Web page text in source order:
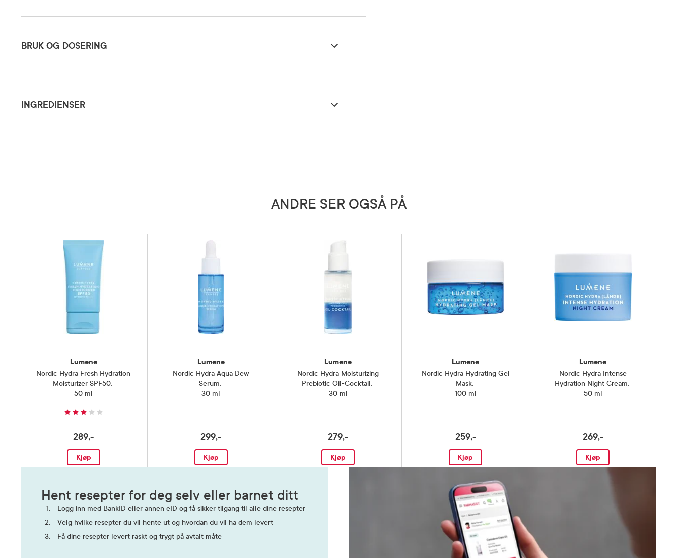
BRUK OG DOSERING
INGREDIENSER
ANDRE SER OGSÅ PÅ
Lumene
Nordic Hydra Fresh Hydration
Moisturizer SPF50,
50 ml
289,-
Kjøp
Lumene
Nordic Hydra Aqua Dew
Serum,
30 ml
299,-
Kjøp
Lumene
Nordic Hydra Moisturizing
Prebiotic Oil-Cocktail,
30 ml
279,-
Kjøp
Lumene
Nordic Hydra Hydrating Gel
Mask,
100 ml
259,-
Kjøp
Lumene
Nordic Hydra Intense
Hydration Night Cream,
50 ml
269,-
Kjøp
Hent resepter for deg selv eller barnet ditt
Logg inn med BankID eller annen eID og få sikker tilgang til alle dine resepter
Velg hvilke resepter du vil hente ut og hvordan du vil ha dem levert
Få dine resepter levert raskt og trygt på avtalt måte